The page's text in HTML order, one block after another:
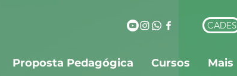
Proposta Pedagógica Cursos Mais
CADES